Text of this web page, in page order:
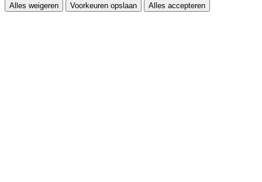
Alles weigeren Voorkeuren opslaan Alles accepteren